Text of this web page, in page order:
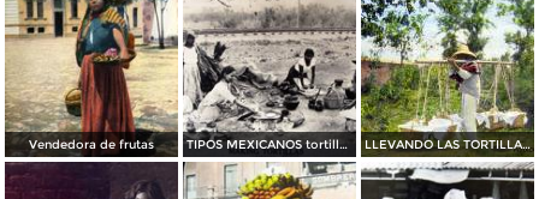
Vendedora de frutas TIPOS MEXICANOS tortilleras LLEVANDO LAS TORTILLAS TIPOS MEXICANOS